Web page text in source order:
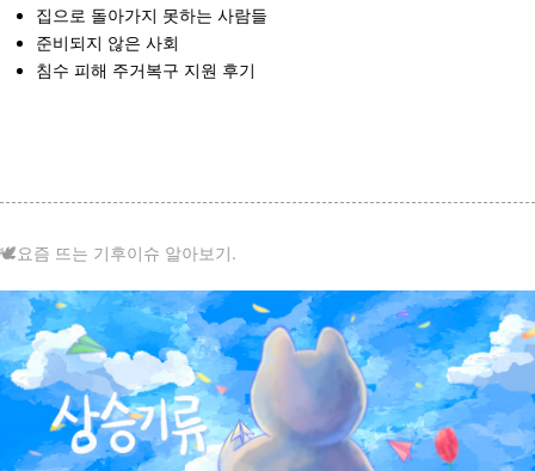
집으로 돌아가지 못하는 사람들
준비되지 않은 사회
침수 피해 주거복구 지원 후기
🕊요즘 뜨는 기후이슈 알아보기.